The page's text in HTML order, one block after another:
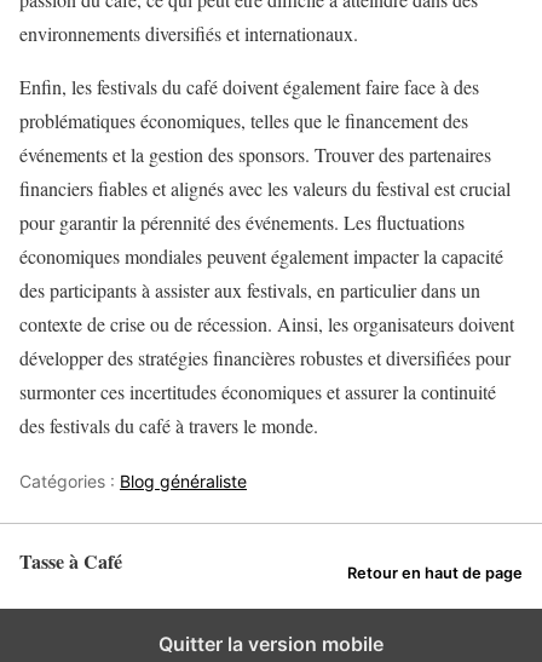
environnements diversifiés et internationaux.
Enfin, les festivals du café doivent également faire face à des
problématiques économiques, telles que le financement des
événements et la gestion des sponsors. Trouver des partenaires
financiers fiables et alignés avec les valeurs du festival est crucial
pour garantir la pérennité des événements. Les fluctuations
économiques mondiales peuvent également impacter la capacité
des participants à assister aux festivals, en particulier dans un
contexte de crise ou de récession. Ainsi, les organisateurs doivent
développer des stratégies financières robustes et diversifiées pour
surmonter ces incertitudes économiques et assurer la continuité
des festivals du café à travers le monde.
Catégories : Blog généraliste
Tasse à Café Retour en haut de page
Quitter la version mobile